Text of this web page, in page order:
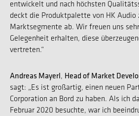
entwickelt und nach höchsten
deckt die Produktpalette von HK Audio
Marktsegmente ab. Wir freuen uns
Gelegenheit erhalten, diese
vertreten.“
Andreas Mayerl, Head of Market
sagt: „Es ist großartig, einen neuen
Corporation an Bord zu haben. Als ich
Februar 2020 besuchte, war ich